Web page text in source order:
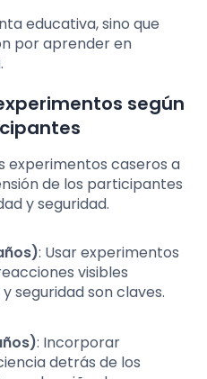
educativa, sino que
por aprender en
según
experimentos caseros a
de los participantes
y seguridad.
: Usar experimentos
visibles
seguridad son claves.
: Incorporar
detrás de los